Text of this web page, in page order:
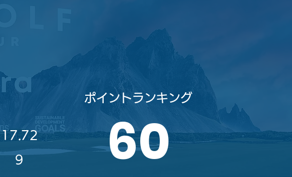
​ポイントランキング
17.72
9 60